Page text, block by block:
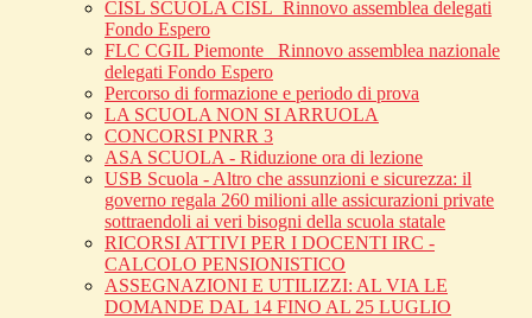
CISL SCUOLA CISL_Rinnovo assemblea delegati
Fondo Espero
FLC CGIL Piemonte _Rinnovo assemblea nazionale
delegati Fondo Espero
Percorso di formazione e periodo di prova
LA SCUOLA NON SI ARRUOLA
CONCORSI PNRR 3
ASA SCUOLA - Riduzione ora di lezione
USB Scuola - Altro che assunzioni e sicurezza: il
governo regala 260 milioni alle assicurazioni private
sottraendoli ai veri bisogni della scuola statale
RICORSI ATTIVI PER I DOCENTI IRC -
CALCOLO PENSIONISTICO
ASSEGNAZIONI E UTILIZZI: AL VIA LE
DOMANDE DAL 14 FINO AL 25 LUGLIO